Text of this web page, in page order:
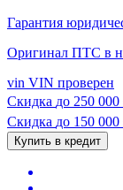
Гарантия
Оригинал ПТС в
vin VIN проверен
Скидка до 250 000
Скидка до 150 000
Купить в кредит